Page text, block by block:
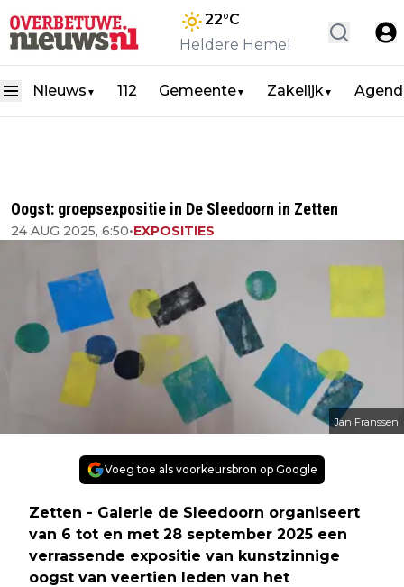
22°C
Heldere Hemel
Nieuws ▼ 112 Gemeente▼ Zakelijk▼
Oogst: groepsexpositie in De Sleedoorn in Zetten
24 AUG 2025, 6:50•EXPOSITIES
Jan Franssen
Voeg toe als voorkeursbron op Google
Zetten - Galerie de Sleedoorn organiseert
van 6 tot en met 28 september 2025 een
verrassende expositie van kunstzinnige
oogst van veertien leden van het